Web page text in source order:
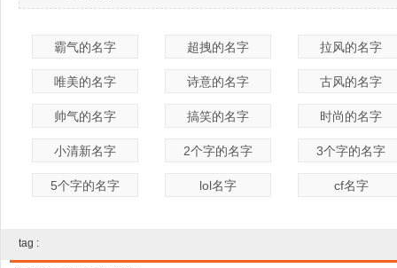
霸气的名字 超拽的名字 拉风的名字
唯美的名字 诗意的名字 古风的名字
帅气的名字 搞笑的名字 时尚的名字
小清新名字 2个字的名字 3个字的名字
5个字的名字 lol名字 cf名字
tag :